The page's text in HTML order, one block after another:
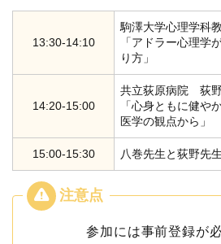
13:30-14:10
駒澤大学心理学科
「アドラー心理学
り方」
14:20-15:00
共立荻原病院 荻
「心身ともに健や
医学の観点から」
15:00-15:30 八巻先生と荻野先
参加には事前登録が